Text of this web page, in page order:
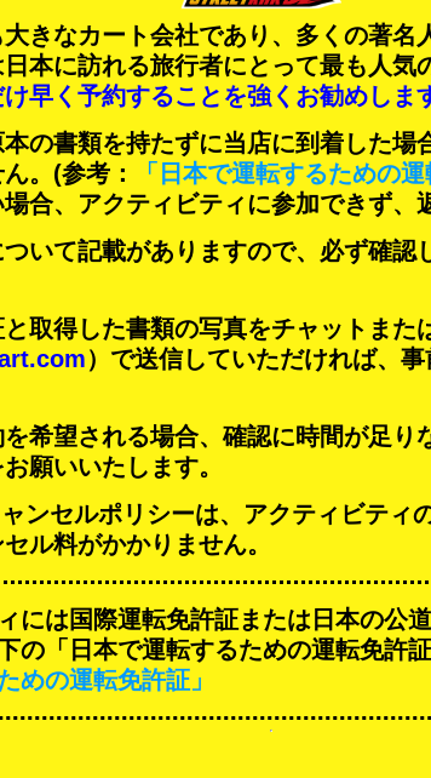
きなカート会社であり、 多くの著名
本に訪れる旅行者にとって最も人気
早く予約することを強くお勧めしま
の書類を持たずに当店に到着した場
。 (参考： 「日本で運転するための運
合、アクティビティに参加できず、
いて記載がありますので、必ず確認
取得した書類の写真をチャットまた
）で送信していただければ、
希望される場合、確認に時間が足り
願いいたします。
ンセルポリシーは、アクティビティ
ル料がかかりません。
には国際運転免許証または日本の公
の「日本で運転するための運転免許
めの運転免許証」